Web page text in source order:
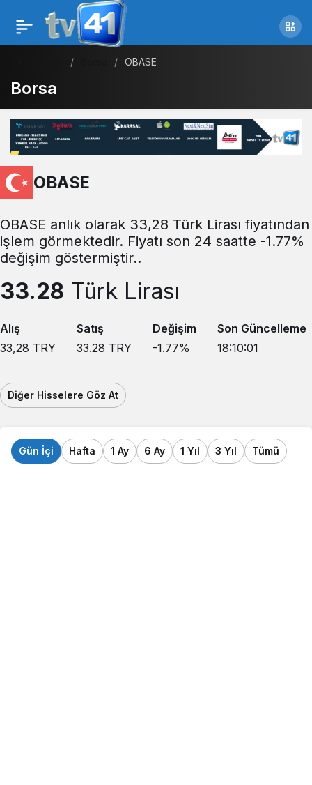
OBASE
Borsa
OBASE
OBASE anlık olarak 33,28 Türk Lirası fiyatından
işlem görmektedir. Fiyatı son 24 saatte -1.77%
değişim göstermiştir..
33.28 Türk Lirası
Alış
33,28 TRY
Satış
33.28 TRY
Değişim
-1.77%
Son Güncelleme
18:10:01
Diğer Hisselere Göz At
Gün İçi Hafta 1 Ay 6 Ay 1 Yıl 3 Yıl Tümü